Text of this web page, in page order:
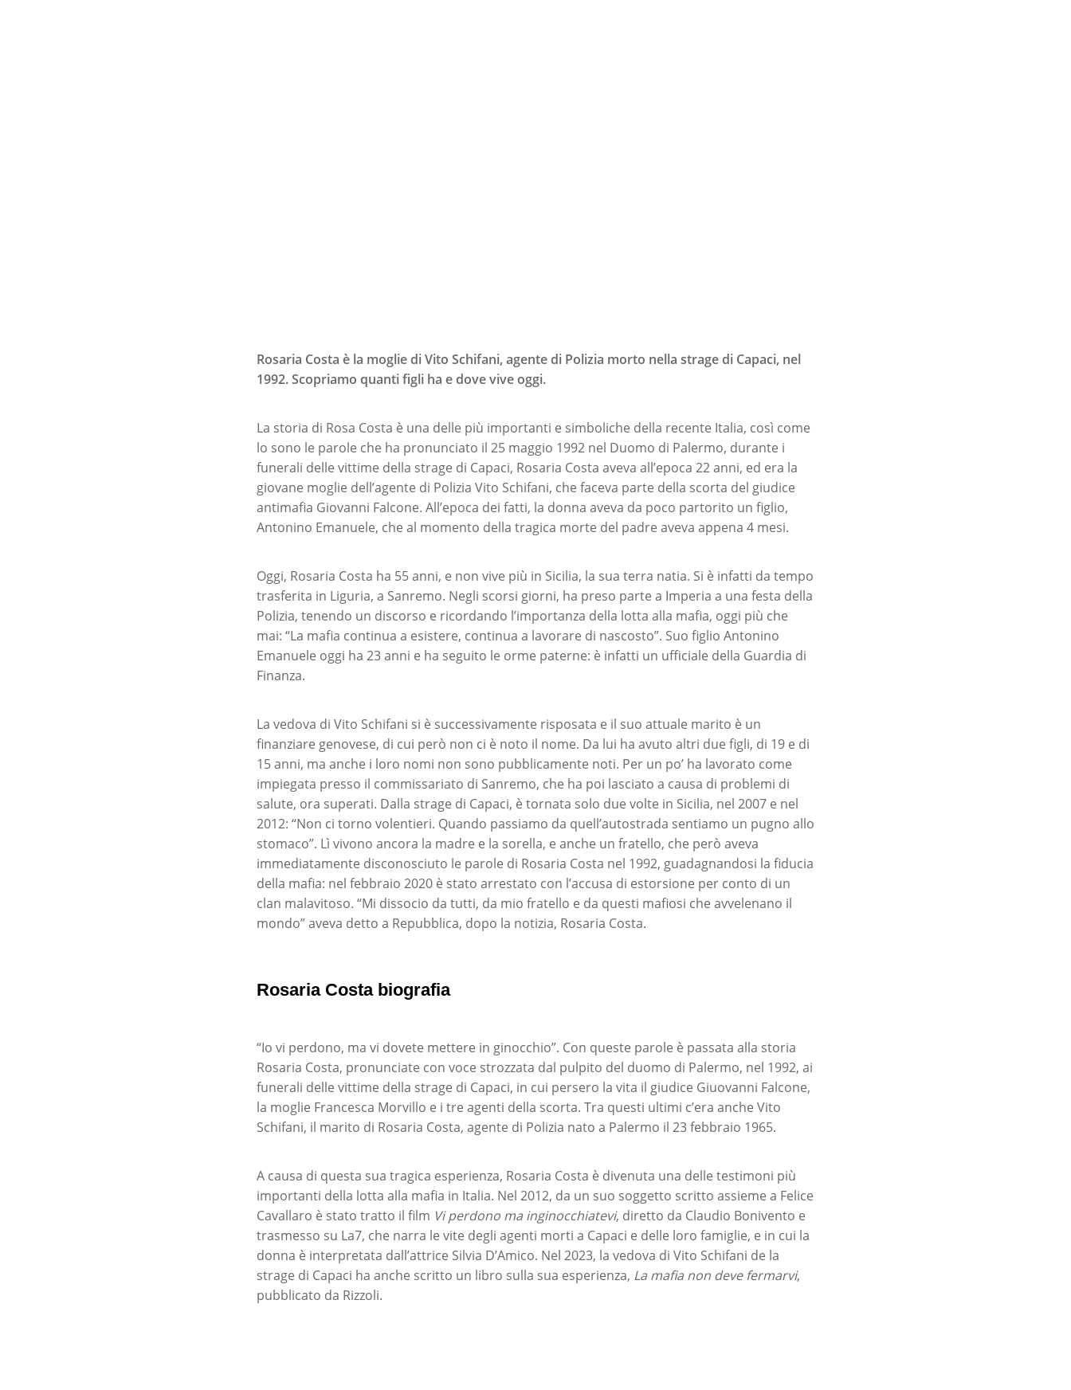
Rosaria Costa è la moglie di Vito Schifani, agente di Polizia morto nella strage di Capaci, nel
1992. Scopriamo quanti figli ha e dove vive oggi.
La storia di Rosa Costa è una delle più importanti e simboliche della recente Italia, così come
lo sono le parole che ha pronunciato il 25 maggio 1992 nel Duomo di Palermo, durante i
funerali delle vittime della strage di Capaci, Rosaria Costa aveva all’epoca 22 anni, ed era la
giovane moglie dell’agente di Polizia Vito Schifani, che faceva parte della scorta del giudice
antimafia Giovanni Falcone. All’epoca dei fatti, la donna aveva da poco partorito un figlio,
Antonino Emanuele, che al momento della tragica morte del padre aveva appena 4 mesi.
Oggi, Rosaria Costa ha 55 anni, e non vive più in Sicilia, la sua terra natia. Si è infatti da tempo
trasferita in Liguria, a Sanremo. Negli scorsi giorni, ha preso parte a Imperia a una festa della
Polizia, tenendo un discorso e ricordando l’importanza della lotta alla mafia, oggi più che
mai: “La mafia continua a esistere, continua a lavorare di nascosto”. Suo figlio Antonino
Emanuele oggi ha 23 anni e ha seguito le orme paterne: è infatti un ufficiale della Guardia di
Finanza.
La vedova di Vito Schifani si è successivamente risposata e il suo attuale marito è un
finanziare genovese, di cui però non ci è noto il nome. Da lui ha avuto altri due figli, di 19 e di
15 anni, ma anche i loro nomi non sono pubblicamente noti. Per un po’ ha lavorato come
impiegata presso il commissariato di Sanremo, che ha poi lasciato a causa di problemi di
salute, ora superati. Dalla strage di Capaci, è tornata solo due volte in Sicilia, nel 2007 e nel
2012: “Non ci torno volentieri. Quando passiamo da quell’autostrada sentiamo un pugno allo
stomaco”. Lì vivono ancora la madre e la sorella, e anche un fratello, che però aveva
immediatamente disconosciuto le parole di Rosaria Costa nel 1992, guadagnandosi la fiducia
della mafia: nel febbraio 2020 è stato arrestato con l’accusa di estorsione per conto di un
clan malavitoso. “Mi dissocio da tutti, da mio fratello e da questi mafiosi che avvelenano il
mondo” aveva detto a Repubblica, dopo la notizia, Rosaria Costa.
Rosaria Costa biografia
“Io vi perdono, ma vi dovete mettere in ginocchio”. Con queste parole è passata alla storia
Rosaria Costa, pronunciate con voce strozzata dal pulpito del duomo di Palermo, nel 1992, ai
funerali delle vittime della strage di Capaci, in cui persero la vita il giudice Giuovanni Falcone,
la moglie Francesca Morvillo e i tre agenti della scorta. Tra questi ultimi c’era anche Vito
Schifani, il marito di Rosaria Costa, agente di Polizia nato a Palermo il 23 febbraio 1965.
A causa di questa sua tragica esperienza, Rosaria Costa è divenuta una delle testimoni più
importanti della lotta alla mafia in Italia. Nel 2012, da un suo soggetto scritto assieme a Felice
Cavallaro è stato tratto il film Vi perdono ma inginocchiatevi, diretto da Claudio Bonivento e
trasmesso su La7, che narra le vite degli agenti morti a Capaci e delle loro famiglie, e in cui la
donna è interpretata dall’attrice Silvia D’Amico. Nel 2023, la vedova di Vito Schifani de la
strage di Capaci ha anche scritto un libro sulla sua esperienza, La mafia non deve fermarvi,
pubblicato da Rizzoli.